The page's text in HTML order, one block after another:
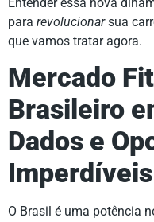
para revolucionarsua
que vamos tratar agora.
Mercado
Brasileiro
Dados e
Imperdíveis
O Brasil é uma potência